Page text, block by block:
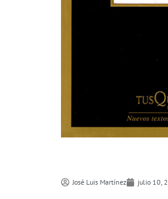
José Luis Martí­nez julio 10,